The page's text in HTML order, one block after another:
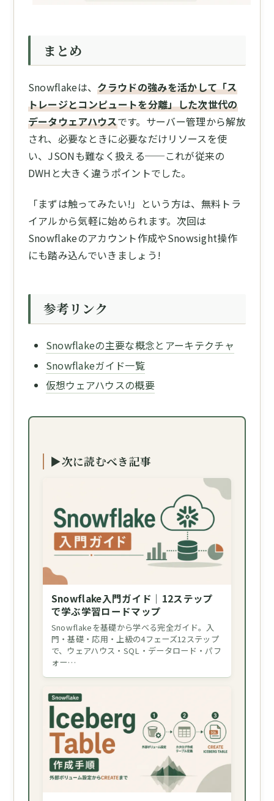
まとめ
Snowflakeは、クラウドの強みを活かして「ス
トレージとコンピュートを分離」した次世代の
データウェアハウスです。サーバー管理から解放
され、必要なときに必要なだけリソースを使
い、JSONも難なく扱える──これが従来の
DWHと大きく違うポイントでした。
「まずは触ってみたい!」という方は、無料トラ
イアルから気軽に始められます。次回は
Snowflakeのアカウント作成やSnowsight操作
にも踏み込んでいきましょう!
参考リンク
Snowflakeの主要な概念とアーキテクチャ
Snowflakeガイド一覧
仮想ウェアハウスの概要
▶次に読むべき記事
Snowflake入門ガイド｜12ステップ
で学ぶ学習ロードマップ
Snowflakeを基礎から学べる完全ガイド。入
門・基礎・応用・上級の4フェーズ12ステップ
で、ウェアハウス・SQL・データロード・パフ
ォー…